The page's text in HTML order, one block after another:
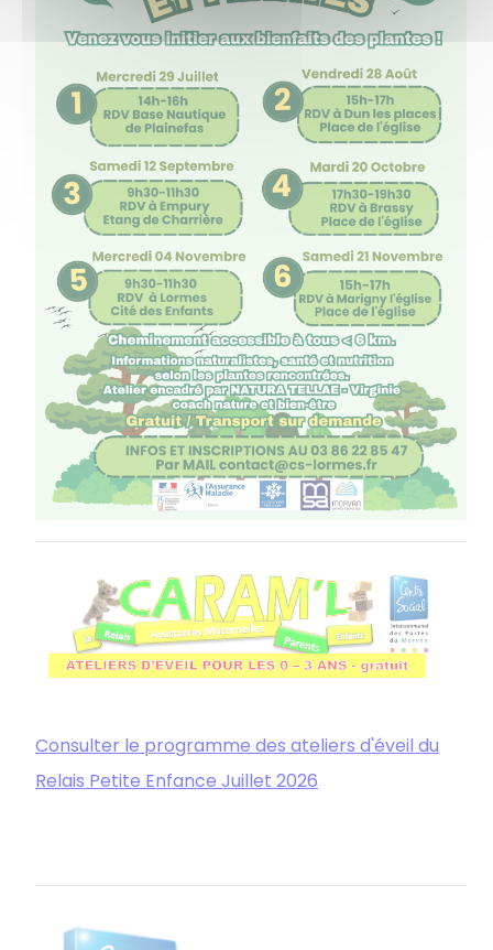
Consulter le programme des ateliers d'éveil du
Relais Petite Enfance Juillet 2026